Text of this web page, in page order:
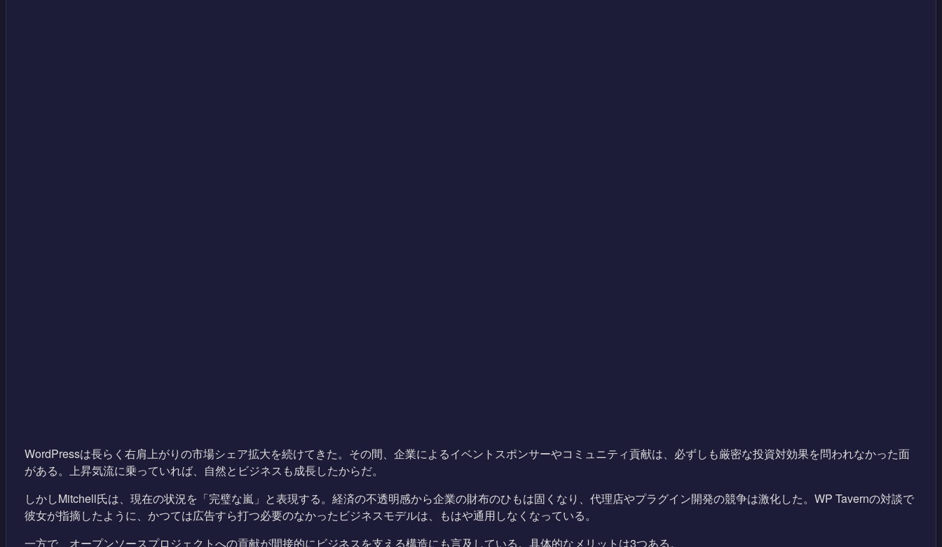
WordPressは長らく右肩上がりの市場シェア拡大を続けてきた。その間、企業によるイベントスポンサーやコミュニティ貢献は、必ずしも厳密な投資対効果を問われなかった面
がある。上昇気流に乗っていれば、自然とビジネスも成長したからだ。
しかしMitchell氏は、現在の状況を「完璧な嵐」と表現する。経済の不透明感から企業の財布のひもは固くなり、代理店やプラグイン開発の競争は激化した。WP Tavernの対談で
彼女が指摘したように、かつては広告すら打つ必要のなかったビジネスモデルは、もはや通用しなくなっている。
一方で、オープンソースプロジェクトへの貢献が間接的にビジネスを支える構造にも言及している。具体的なメリットは3つある。